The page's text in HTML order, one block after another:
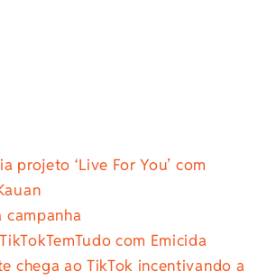
projeto ‘Live For You’ com
campanha
com Emicida
chega ao TikTok incentivando a